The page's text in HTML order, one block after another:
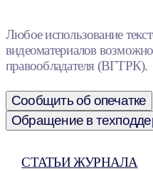
Любое использование
видеоматериалов возможно
правообладателя (ВГТРК).
Сообщить об опечатке
Обращение в
СТАТЬИ ЖУРНАЛА